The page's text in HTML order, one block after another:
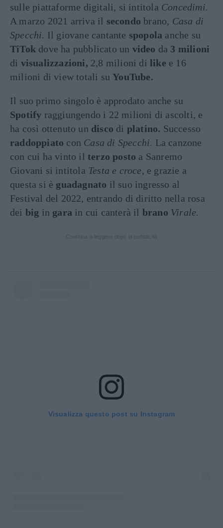
sulle piattaforme digitali, si intitola Concedimi.
A marzo 2021 arriva il secondo brano, Casa di
Specchi. Il giovane cantante spopola anche su
TiTok dove ha pubblicato un video da 3 milioni
di visualizzazioni, 2,8 milioni di like e 16
milioni di view totali suYouTube.
Il suo primo singolo è approdato anche su
Spotify raggiungendo i 22 milioni di ascolti, e
ha così ottenuto un disco di platino. Successo
raddoppiato con Casa di Specchi. La canzone
con cui ha vinto il terzo posto a Sanremo
Giovani si intitola Testa e croce, e grazie a
questa si è guadagnato il suo ingresso al
Festival del 2022, entrando di diritto nella rosa
dei big in gara in cui canterà il brano Virale.
Visualizza questo post su Instagram